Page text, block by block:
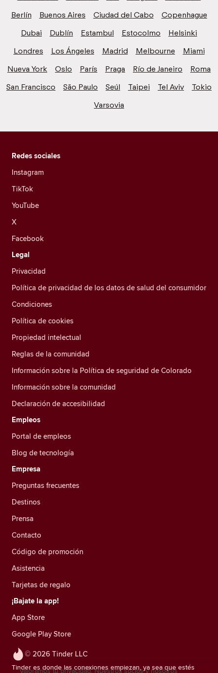
Berlín
Buenos Aires Ciudad del Cabo
Copenhague
Dubai
Dublín Estambul Estocolmo
Helsinki
Londres
Los Ángeles Madrid Melbourne
Miami
Nueva York
Oslo París Praga Río de Janeiro
Roma
San Francisco
São Paulo Seúl Taipei Tel Aviv
Tokio
Varsovia
© 2026 Tinder LLC
Tinder es donde las conexiones empiezan, ya sea que estés
Redes sociales
Instagram
TikTok
YouTube
X
Facebook
Legal
Privacidad
Política de privacidad de los datos de salud del consumidor
Condiciones
Política de cookies
Propiedad intelectual
Reglas de la comunidad
Información sobre la Política de seguridad de Colorado
Información sobre la comunidad
Declaración de accesibilidad
Empleos
Portal de empleos
Blog de tecnología
Empresa
Preguntas frecuentes
Destinos
Prensa
Contacto
Código de promoción
Asistencia
Tarjetas de regalo
¡Bajate la app!
App Store
Google Play Store
Valoramos tu privacidad. Nuestros socios y nosotros